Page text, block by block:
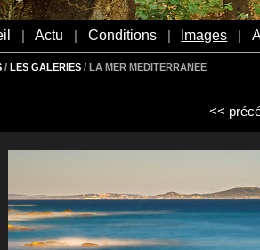
Actu Conditions Images
/ LES GALERIES / LA MER MEDITERRANEE
<<